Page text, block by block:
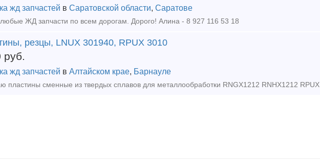
жд запчастей в Саратовской области, Саратове
ЖД запчасти по всем дорогам. Дорого! Алина - 8 927 116 53 18
резцы, LNUX 301940, RPUX 3010
руб.
жд запчастей в Алтайском крае, Барнауле